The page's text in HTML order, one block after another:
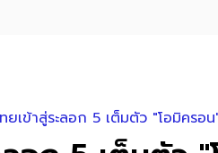
เข้าสู่ระลอก 5 เต็มตัว "โอมิครอ